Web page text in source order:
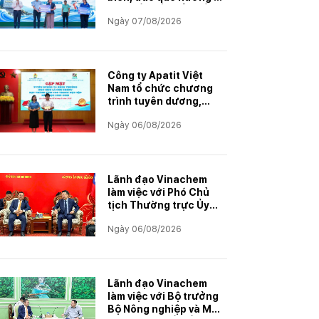
Ngày 07/08/2026
Công ty Apatit Việt
Nam tổ chức chương
trình tuyên dương,
CBCNVNLĐ có thành
năm học 2025–2026
Ngày 06/08/2026
Lãnh đạo Vinachem
làm việc với Phó Chủ
tịch Thường trực Ủy
Nam, thúc đẩy triển
Ngày 06/08/2026
Lãnh đạo Vinachem
làm việc với Bộ trưởng
Bộ Nông nghiệp và Môi